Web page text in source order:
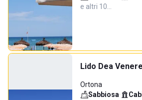
e altri 10…
Lido Dea Venere
Ortona
Sabbiosa·